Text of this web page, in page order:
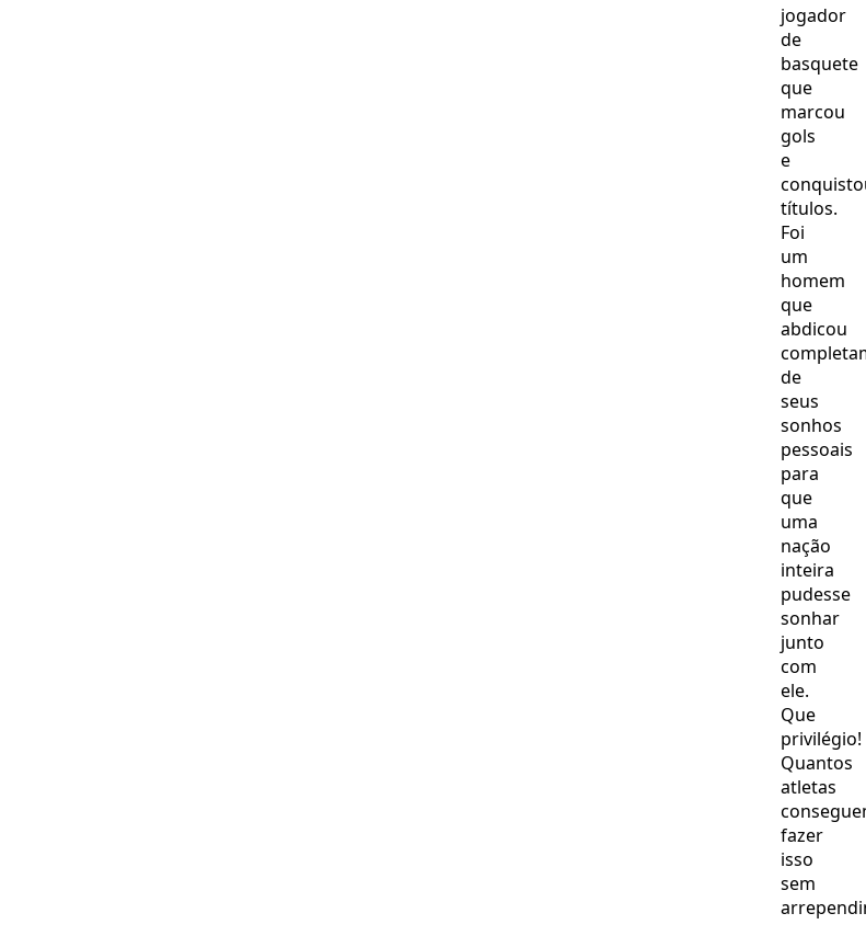
jogador
de
basquete
que
marcou
gols
e
títulos.
Foi
um
homem
que
abdicou
de
seus
sonhos
pessoais
para
que
uma
nação
inteira
pudesse
sonhar
junto
com
ele.
Que
privilégio!
Quantos
atletas
fazer
isso
sem